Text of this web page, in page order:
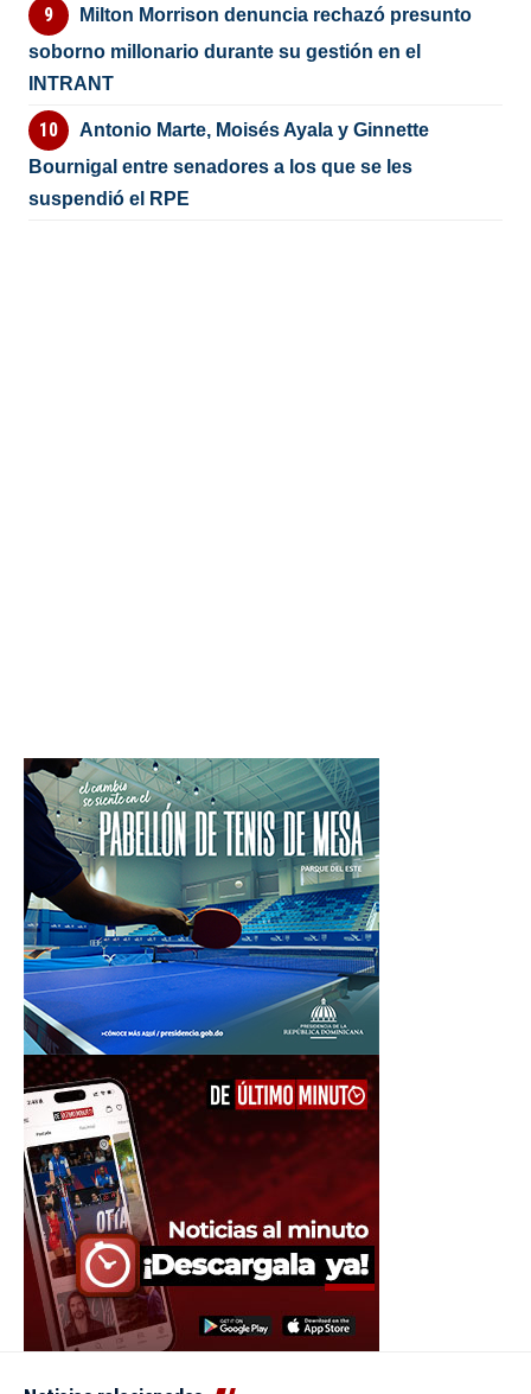
Milton Morrison denuncia rechazó presunto
soborno millonario durante su gestión en el
INTRANT
Antonio Marte, Moisés Ayala y Ginnette
Bournigal entre senadores a los que se les
suspendió el RPE